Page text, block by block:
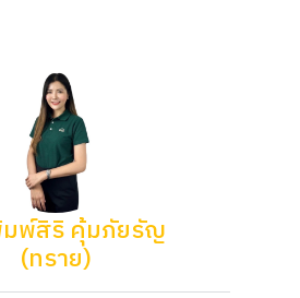
พ์สิริ คุ้มภัยรัญ
(ทราย)